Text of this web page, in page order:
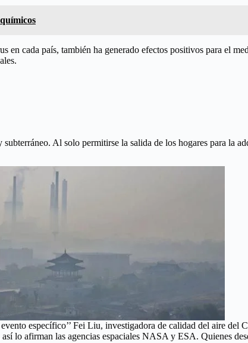
cada país, también ha generado efectos positivos para el
Al solo permitirse la salida de los hogares para la
específico’’ Fei Liu, investigadora de calidad del aire
lo afirman las agencias espaciales NASA y ESA. Quienes